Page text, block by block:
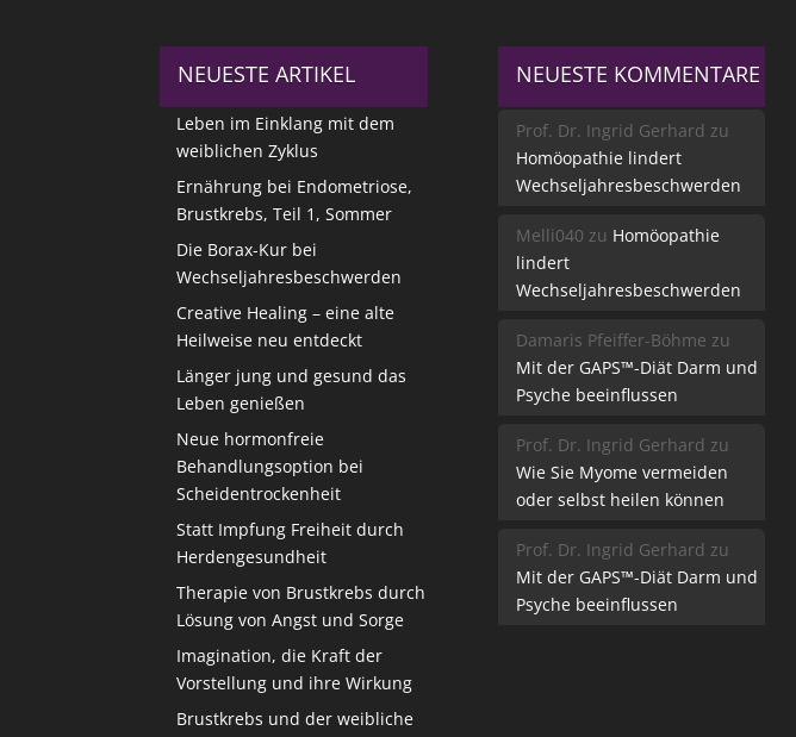
NEUESTE ARTIKEL
Leben im Einklang mit dem
weiblichen Zyklus
Ernährung bei Endometriose,
Brustkrebs, Teil 1, Sommer
Die Borax-Kur bei
Wechseljahresbeschwerden
Creative Healing – eine alte
Heilweise neu entdeckt
Länger jung und gesund das
Leben genießen
Neue hormonfreie
Behandlungsoption bei
Scheidentrockenheit
Statt Impfung Freiheit durch
Herdengesundheit
Therapie von Brustkrebs durch
Lösung von Angst und Sorge
Imagination, die Kraft der
Vorstellung und ihre Wirkung
Brustkrebs und der weibliche
NEUESTE KOMMENTARE
Prof. Dr. Ingrid Gerhard zu
Homöopathie lindert
Wechseljahresbeschwerden
Melli040 zu Homöopathie
lindert
Wechseljahresbeschwerden
Damaris Pfeiffer-Böhme zu
Mit der GAPS™-Diät Darm und
Psyche beeinflussen
Prof. Dr. Ingrid Gerhard zu
Wie Sie Myome vermeiden
oder selbst heilen können
Prof. Dr. Ingrid Gerhard zu
Mit der GAPS™-Diät Darm und
Psyche beeinflussen